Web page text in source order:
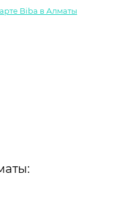
Biba в Алматы